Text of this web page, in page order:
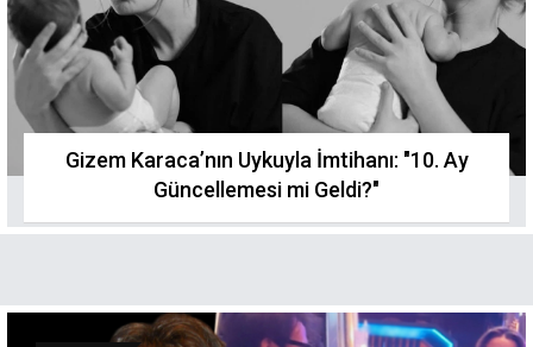
Gizem Karaca’nın Uykuyla İmtihanı: "10. Ay
Güncellemesi mi Geldi?"